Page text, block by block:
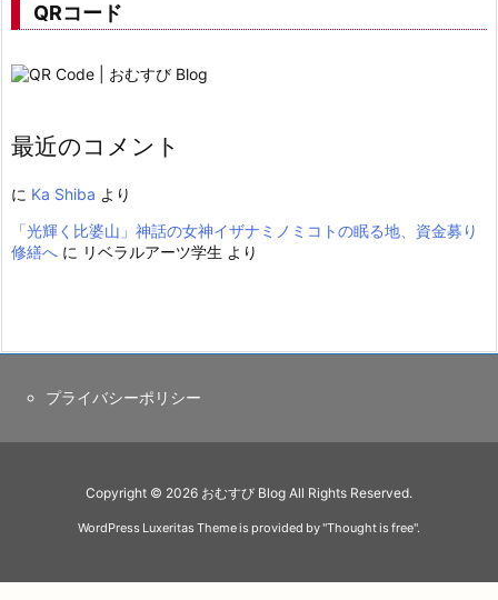
QRコード
最近のコメント
に Ka Shiba より
「光輝く比婆山」神話の女神イザナミノミコトの眠る地、資金募り
修繕へ に リベラルアーツ学生 より
プライバシーポリシー
Copyright © 2026 おむすび Blog All Rights Reserved.
WordPress Luxeritas Theme is provided by "Thought is free".